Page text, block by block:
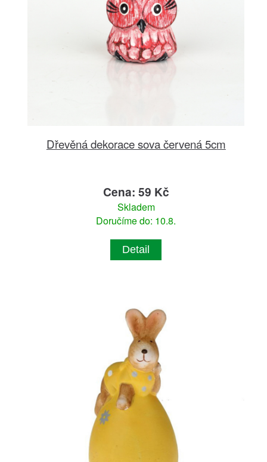
Dřevěná dekorace sova červená 5cm
Cena: 59 Kč
Skladem
Doručíme do: 10.8.
Detail